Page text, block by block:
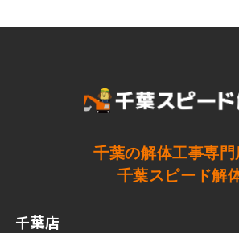
千葉の解体工事専
千葉スピード解
千葉店